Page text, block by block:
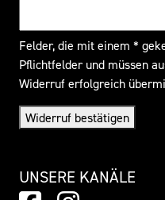
Felder, die mit einem *
Pflichtfelder und müssen
Widerruf erfolgreich
Widerruf bestätigen
UNSERE KANÄLE